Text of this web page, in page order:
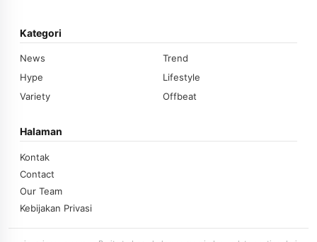
Kategori
News
Trend
Hype
Lifestyle
Variety
Offbeat
Halaman
Kontak
Contact
Our Team
Kebijakan Privasi